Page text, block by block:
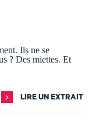
Ils ne se
? Des miettes. Et
LIRE UN EXTRAIT